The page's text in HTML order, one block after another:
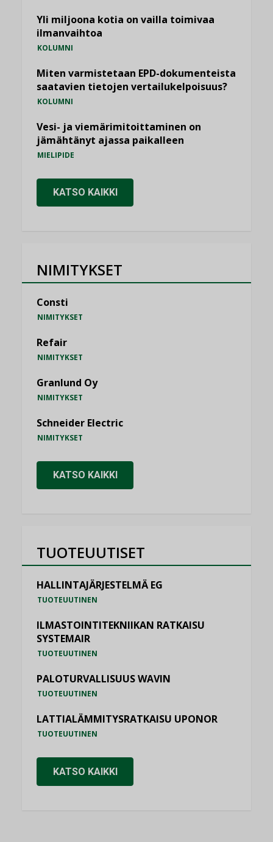
Yli miljoona kotia on vailla toimivaa
ilmanvaihtoa
KOLUMNI
Miten varmistetaan EPD-dokumenteista
saatavien tietojen vertailukelpoisuus?
KOLUMNI
Vesi- ja viemärimitoittaminen on
jämähtänyt ajassa paikalleen
MIELIPIDE
KATSO KAIKKI
NIMITYKSET
Consti
NIMITYKSET
Refair
NIMITYKSET
Granlund Oy
NIMITYKSET
Schneider Electric
NIMITYKSET
KATSO KAIKKI
TUOTEUUTISET
HALLINTAJÄRJESTELMÄ EG
TUOTEUUTINEN
ILMASTOINTITEKNIIKAN RATKAISU
SYSTEMAIR
TUOTEUUTINEN
PALOTURVALLISUUS WAVIN
TUOTEUUTINEN
LATTIALÄMMITYSRATKAISU UPONOR
TUOTEUUTINEN
KATSO KAIKKI